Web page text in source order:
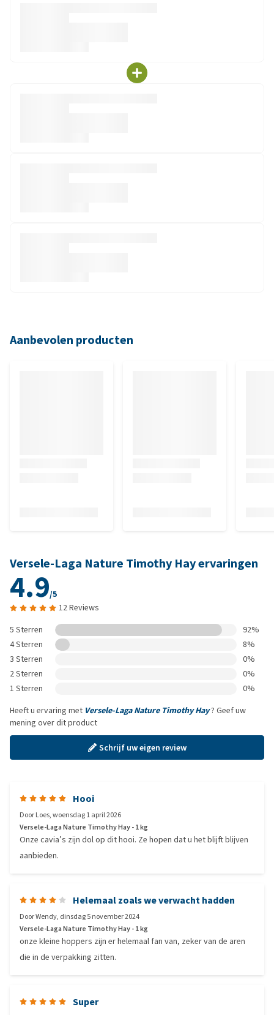
Aanbevolen producten
Versele-Laga Nature Timothy Hay ervaringen
4.9/5
12 Reviews
5 Sterren
92%
4 Sterren
8%
3 Sterren
0%
2 Sterren
0%
1 Sterren
0%
Heeft u ervaring met Versele-Laga Nature Timothy Hay? Geef uw
mening over dit product
Schrijf uw eigen review
Hooi
DoorLoes,woensdag 1 april 2026
Versele-Laga Nature Timothy Hay - 1 kg
Onze cavia’s zijn dol op dit hooi. Ze hopen dat u het blijft blijven
aanbieden.
Helemaal zoals we verwacht hadden
DoorWendy, dinsdag 5 november 2024
Versele-Laga Nature Timothy Hay - 1 kg
onze kleine hoppers zijn er helemaal fan van, zeker van de aren
die in de verpakking zitten.
Super